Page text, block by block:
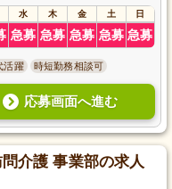
水 木 金 土 日
急募 急募 急募 急募 急募
活躍 時短勤務相談可
応募画面へ進む
介護 事業部の求人